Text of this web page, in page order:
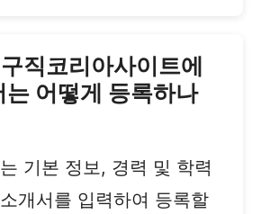
직코리아사이트에
는 어떻게 등록하나
기본 정보, 경력 및 학력
개서를 입력하여 등록할